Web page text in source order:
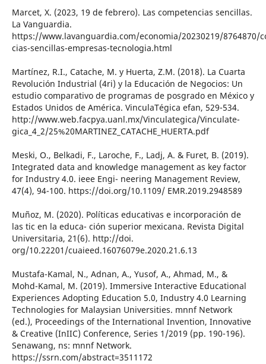
Marcet, X. (2023, 19 de febrero). Las competencias sencillas.
La Vanguardia.
https://www.lavanguardia.com/economia/20230219/8764870/
cias-sencillas-empresas-tecnologia.html
Martínez, R.I., Catache, M. y Huerta, Z.M. (2018). La Cuarta
Revolución Industrial (4ri) y la Educación de Negocios: Un
estudio comparativo de programas de posgrado en México y
Estados Unidos de América. VinculaTégica efan, 529-534.
http://www.web.facpya.uanl.mx/Vinculategica/Vinculate-
gica_4_2/25%20MARTINEZ_CATACHE_HUERTA.pdf
Meski, O., Belkadi, F., Laroche, F., Ladj, A. & Furet, B. (2019).
Integrated data and knowledge management as key factor
for Industry 4.0. ieee Engi- neering Management Review,
47(4), 94-100. https://doi.org/10.1109/ EMR.2019.2948589
Muñoz, M. (2020). Políticas educativas e incorporación de
las tic en la educa- ción superior mexicana. Revista Digital
Universitaria, 21(6). http://doi.
org/10.22201/cuaieed.16076079e.2020.21.6.13
Mustafa-Kamal, N., Adnan, A., Yusof, A., Ahmad, M., &
Mohd-Kamal, M. (2019). Immersive Interactive Educational
Experiences Adopting Education 5.0, Industry 4.0 Learning
Technologies for Malaysian Universities. mnnf Network
(ed.), Proceedings of the International Invention, Innovative
& Creative (InIIC) Conference, Series 1/2019 (pp. 190-196).
Senawang, ns: mnnf Network.
https://ssrn.com/abstract=3511172